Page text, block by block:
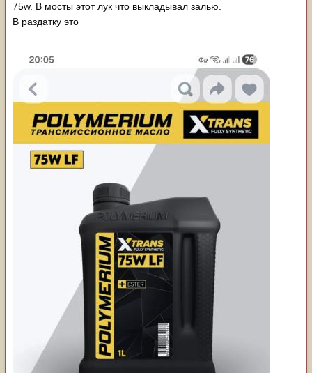
75w. В мосты этот лук что выкладывал залью.
В раздатку это